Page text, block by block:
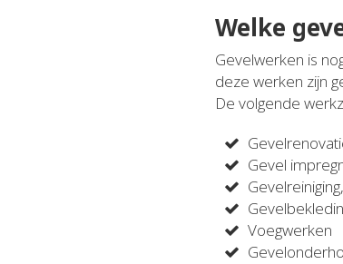
Welke
Gevelwerken is
deze werken zijn
De volgende
Gevel
Voegwerken